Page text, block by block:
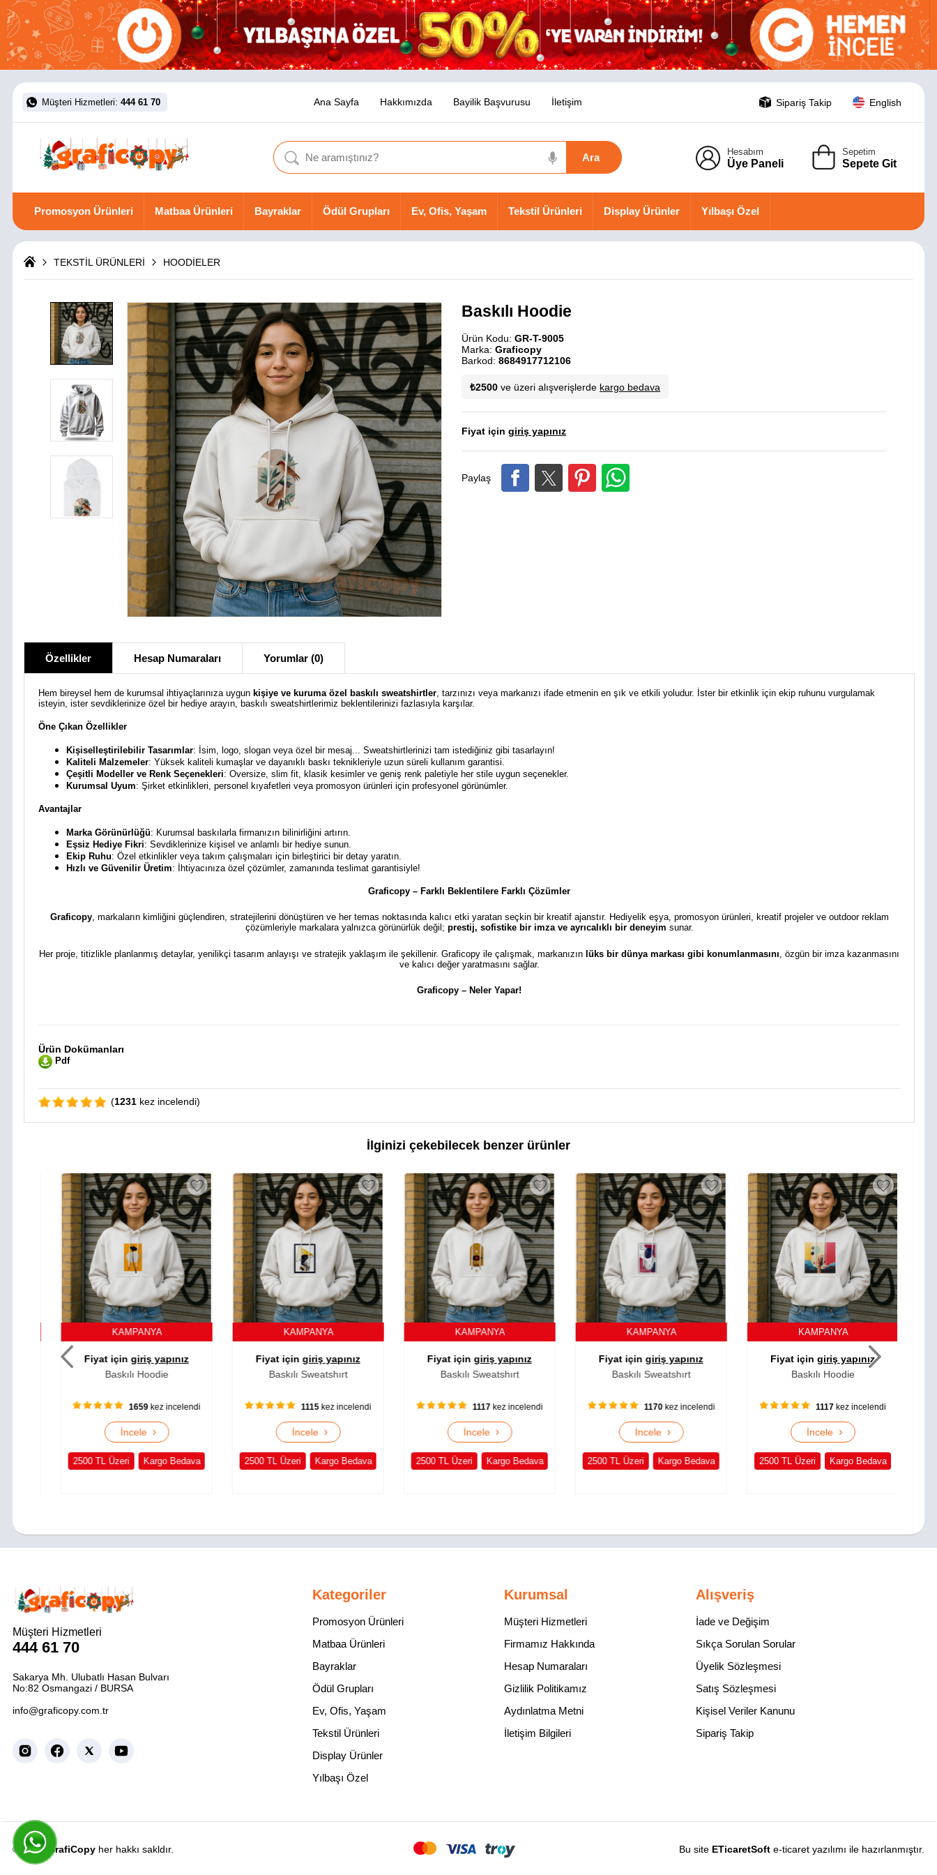
Müşteri Hizmetleri: 444 61 70 Ana Sayfa Hakkımızda Bayilik Başvurusu İletişim Sipariş Takip English
Hesabım
Üye Paneli
Sepetim
Sepete Git
Promosyon Ürünleri Matbaa Ürünleri Bayraklar Ödül Grupları Ev, Ofis, Yaşam Tekstil Ürünleri Display Ürünler Yılbaşı Özel
TEKSTİL ÜRÜNLERİ HOODİELER
Baskılı Hoodie
Ürün Kodu: GR-T-9005
Marka: Graficopy
Barkod: 8684917712106
₺2500 ve üzeri alışverişlerde kargo bedava
Fiyat için giriş yapınız
Paylaş
Özellikler Hesap Numaraları Yorumlar (0)
Hem bireysel hem de kurumsal ihtiyaçlarınıza uygun kişiye ve kuruma özel baskılı sweatshirtler, tarzınızı veya markanızı ifade etmenin en şık ve etkili yoludur. İster bir etkinlik için ekip ruhunu vurgulamak
isteyin, ister sevdiklerinize özel bir hediye arayın, baskılı sweatshirtlerimiz beklentilerinizi fazlasıyla karşılar.
Öne Çıkan Özellikler
Kişiselleştirilebilir Tasarımlar: İsim, logo, slogan veya özel bir mesaj... Sweatshirtlerinizi tam istediğiniz gibi tasarlayın!
Kaliteli Malzemeler: Yüksek kaliteli kumaşlar ve dayanıklı baskı teknikleriyle uzun süreli kullanım garantisi.
Çeşitli Modeller ve Renk Seçenekleri: Oversize, slim fit, klasik kesimler ve geniş renk paletiyle her stile uygun seçenekler.
Kurumsal Uyum: Şirket etkinlikleri, personel kıyafetleri veya promosyon ürünleri için profesyonel görünümler.
Avantajlar
Marka Görünürlüğü: Kurumsal baskılarla firmanızın bilinirliğini artırın.
Eşsiz Hediye Fikri: Sevdiklerinize kişisel ve anlamlı bir hediye sunun.
Ekip Ruhu: Özel etkinlikler veya takım çalışmaları için birleştirici bir detay yaratın.
Hızlı ve Güvenilir Üretim: İhtiyacınıza özel çözümler, zamanında teslimat garantisiyle!
Graficopy – Farklı Beklentilere Farklı Çözümler
Graficopy, markaların kimliğini güçlendiren, stratejilerini dönüştüren ve her temas noktasında kalıcı etki yaratan seçkin bir kreatif ajanstır. Hediyelik eşya, promosyon ürünleri, kreatif projeler ve outdoor reklam
çözümleriyle markalara yalnızca görünürlük değil; prestij, sofistike bir imza ve ayrıcalıklı bir deneyim sunar.
Her proje, titizlikle planlanmış detaylar, yenilikçi tasarım anlayışı ve stratejik yaklaşım ile şekillenir. Graficopy ile çalışmak, markanızın lüks bir dünya markası gibi konumlanmasını , özgün bir imza kazanmasını
ve kalıcı değer yaratmasını sağlar.
Graficopy – Neler Yapar!
Ürün Dokümanları
Pdf
(1231 kez incelendi)
İlginizi çekebilecek benzer ürünler
KAMPANYA
Fiyat içingiriş yapınız
Baskılı Hoodie
1659kez incelendi
İncele›
2500 TL Üzeri Kargo Bedava
KAMPANYA
Fiyat içingiriş yapınız
Baskılı Sweatshırt
1115kez incelendi
İncele›
2500 TL Üzeri Kargo Bedava
KAMPANYA
Fiyat içingiriş yapınız
Baskılı Sweatshırt
1117kez incelendi
İncele›
2500 TL Üzeri Kargo Bedava
KAMPANYA
Fiyat içingiriş yapınız
Baskılı Sweatshırt
1170kez incelendi
İncele›
2500 TL Üzeri Kargo Bedava
KAMPANYA
Fiyat içingiriş yapınız
Baskılı Hoodie
1117kez incelendi
İncele›
2500 TL Üzeri Kargo Bedava
Müşteri Hizmetleri
444 61 70
Sakarya Mh. Ulubatlı Hasan Bulvarı
No:82 Osmangazi / BURSA
info@graficopy.com.tr
Kategoriler Kurumsal Alışveriş
Promosyon Ürünleri
Matbaa Ürünleri
Bayraklar
Ödül Grupları
Ev, Ofis, Yaşam
Tekstil Ürünleri
Display Ürünler
Yılbaşı Özel
Müşteri Hizmetleri
Firmamız Hakkında
Hesap Numaraları
Gizlilik Politikamız
Aydınlatma Metni
İletişim Bilgileri
İade ve Değişim
Sıkça Sorulan Sorular
Üyelik Sözleşmesi
Satış Sözleşmesi
Kişisel Veriler Kanunu
Sipariş Takip
© 2026 GrafiCopy her hakkı sakldır. Bu site ETicaretSoft e-ticaret yazılımı ile hazırlanmıştır.